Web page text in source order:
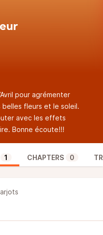
pour agrémenter
belles fleurs et le soleil.
avec les effets
Bonne écoute!!!
1 CHAPTERS 0